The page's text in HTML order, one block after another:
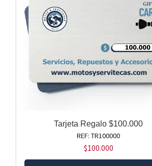
Tarjeta Regalo $100.000
REF: TR100000
$100.000